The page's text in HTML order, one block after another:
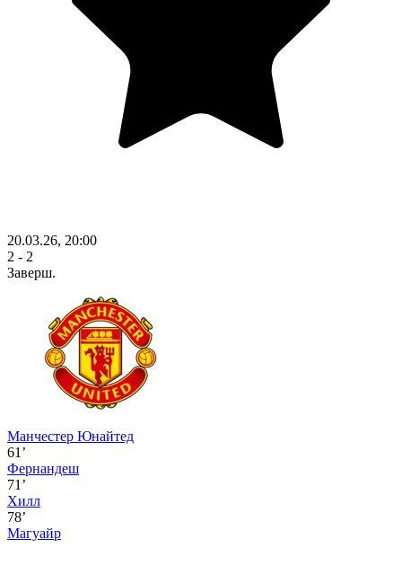
20.03.26, 20:00
2 - 2
Заверш.
Манчестер Юнайтед
61’
Фернандеш
71’
Хилл
78’
Магуайр